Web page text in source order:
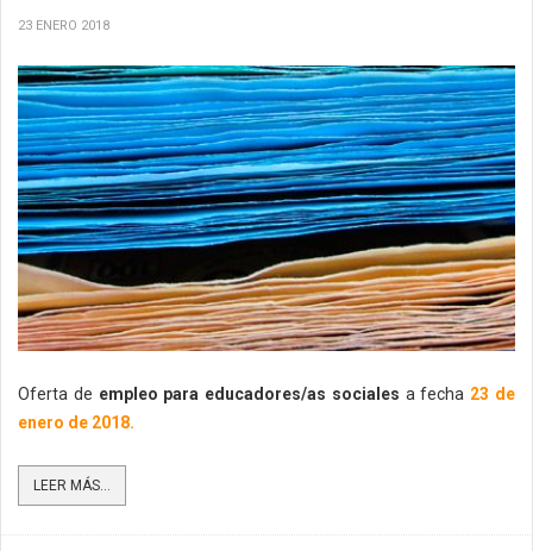
23 ENERO 2018
Oferta de empleo para educadores/as sociales a fecha 23 de
enero de 2018.
LEER MÁS...